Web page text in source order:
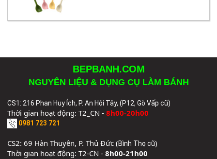
BEPBANH.COM
NGUYÊN LIỆU & DỤNG CỤ LÀM BÁNH
CS1: 216 Phan Huy Ích, P. An Hội Tây, (P12, Gò Vấp cũ)
Thời gian hoạt động: T2_CN - 8h00-20h00
0981 723 721
CS2: 69 Hàn Thuyên, P. Thủ Đức (Bình Thọ cũ)
Thời gian hoạt động: T2-CN - 8h00-21h00